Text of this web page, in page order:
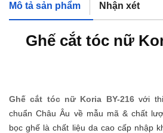
Mô tả sản phẩm Nhận xét
Ghế cắt tóc nữ
Ghế cắt tóc nữ Koria BY-216với
chuẩn Châu Âu về mẫu mã & chất
bọc ghế là chất liệu da cao cấp nhập